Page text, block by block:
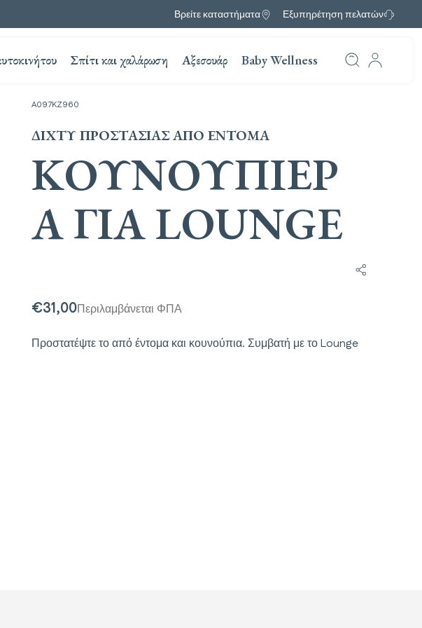
Βρείτε καταστήματα Εξυπηρέτηση πελατών
Σπίτι και χαλάρωση Αξεσουάρ Baby Wellness
και επαυξημένη πραγματικότητα
προϊόντος στη γκαλερί
A097KZ960
ΔΊΧΤΥ ΠΡΟΣΤΑΣΊΑΣ ΑΠΌ ΈΝΤΟΜΑ
ΚΟΥΝΟΥΠΙΈΡ
Α ΓΙΑ LOUNGE
€31,00Περιλαμβάνεται ΦΠΑ
Προστατέψτε το από έντομα και κουνούπια. Συμβατή με το Lounge